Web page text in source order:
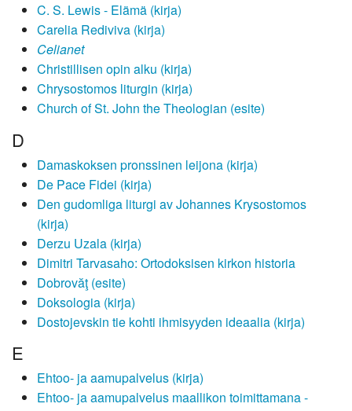
C. S. Lewis - Elämä (kirja)
Carelia Rediviva (kirja)
Celianet
Christillisen opin alku (kirja)
Chrysostomos liturgin (kirja)
Church of St. John the Theologian (esite)
D
Damaskoksen pronssinen leijona (kirja)
De Pace Fidei (kirja)
Den gudomliga liturgi av Johannes Krysostomos
(kirja)
Derzu Uzala (kirja)
Dimitri Tarvasaho: Ortodoksisen kirkon historia
Dobrovăţ (esite)
Doksologia (kirja)
Dostojevskin tie kohti ihmisyyden ideaalia (kirja)
E
Ehtoo- ja aamupalvelus (kirja)
Ehtoo- ja aamupalvelus maallikon toimittamana -